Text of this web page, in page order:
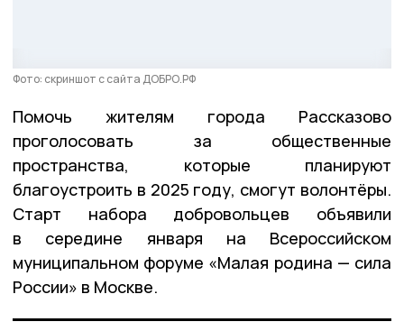
Фото: скриншот с сайта ДОБРО.РФ
Помочь жителям города Рассказово
проголосовать за общественные
пространства, которые планируют
благоустроить в 2025 году, смогут волонтёры.
Старт набора добровольцев объявили
в середине января на Всероссийском
муниципальном форуме «Малая родина — сила
России» в Москве.